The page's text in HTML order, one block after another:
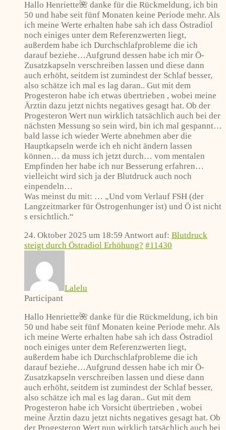
Hallo Henriette🌺 danke für die Rückmeldung, ich bin
50 und habe seit fünf Monaten keine Periode mehr. Als
ich meine Werte erhalten habe sah ich dass Östradiol
noch einiges unter dem Referenzwerten liegt,
außerdem habe ich Durchschlafprobleme die ich
darauf beziehe…Aufgrund dessen habe ich mir Ö-
Zusatzkapseln verschreiben lassen und diese dann
auch erhöht, seitdem ist zumindest der Schlaf besser,
also schätze ich mal es lag daran.. Gut mit dem
Progesteron habe ich etwas übertrieben , wobei meine
Ärztin dazu jetzt nichts negatives gesagt hat. Ob der
Progesteron Wert nun wirklich tatsächlich auch bei der
nächsten Messung so sein wird, bin ich mal gespannt…
bald lasse ich wieder Werte abnehmen aber die
Hauptkapseln werde ich eh nicht ändern lassen
können… da muss ich jetzt durch… vom mentalen
Empfinden her habe ich nur Besserung erfahren…
vielleicht wird sich ja der Blutdruck auch noch
einpendeln…
Was meinst du mit: … „Und vom Verlauf FSH (der
Langzeitmarker für Östrogenhunger ist) und Ö ist nicht
s ersichtlich.“
24. Oktober 2025 um 18:59 Antwort auf: Blutdruck
steigt durch Östradiol Erhöhung? #11430
Lalelu
Participant
Hallo Henriette🌺 danke für die Rückmeldung, ich bin
50 und habe seit fünf Monaten keine Periode mehr. Als
ich meine Werte erhalten habe sah ich dass Östradiol
noch einiges unter dem Referenzwerten liegt,
außerdem habe ich Durchschlafprobleme die ich
darauf beziehe…Aufgrund dessen habe ich mir Ö-
Zusatzkapseln verschreiben lassen und diese dann
auch erhöht, seitdem ist zumindest der Schlaf besser,
also schätze ich mal es lag daran.. Gut mit dem
Progesteron habe ich Vorsicht übertrieben , wobei
meine Ärztin dazu jetzt nichts negatives gesagt hat. Ob
der Progesteron Wert nun wirklich tatsächlich auch bei